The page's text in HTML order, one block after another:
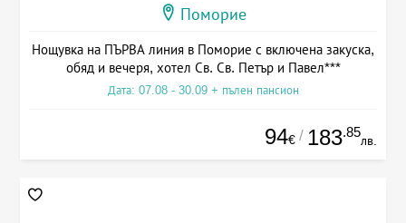
Поморие
Нощувка на ПЪРВА линия в Поморие с включена закуска,
обяд и вечеря, хотел Св. Св. Петър и Павел***
Дата: 07.08 - 30.09 + пълен пансион
94€ / 183.85
лв.